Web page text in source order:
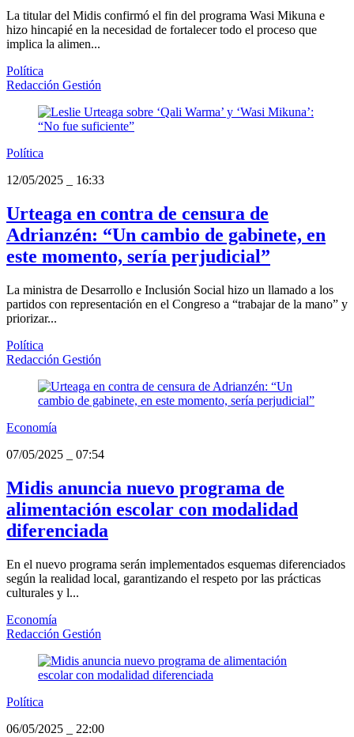
La titular del Midis confirmó el fin del programa Wasi Mikuna e
hizo hincapié en la necesidad de fortalecer todo el proceso que
implica la alimen...
Política
Redacción Gestión
Política
12/05/2025
16:33
Urteaga en contra de censura de
Adrianzén: “Un cambio de gabinete, en
este momento, sería perjudicial”
La ministra de Desarrollo e Inclusión Social hizo un llamado a los
partidos con representación en el Congreso a “trabajar de la mano” y
priorizar...
Política
Redacción Gestión
Economía
07/05/2025
07:54
Midis anuncia nuevo programa de
alimentación escolar con modalidad
diferenciada
En el nuevo programa serán implementados esquemas diferenciados
según la realidad local, garantizando el respeto por las prácticas
culturales y l...
Economía
Redacción Gestión
Política
06/05/2025
22:00